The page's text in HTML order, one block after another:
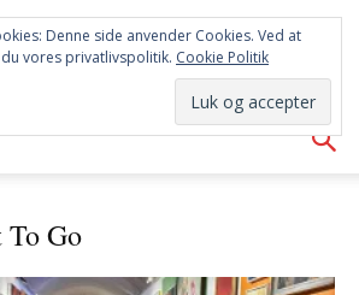
SYD
AVISEN
Go
Denne side anvender Cookies. Ved at
vores privatlivspolitik. Cookie Politik